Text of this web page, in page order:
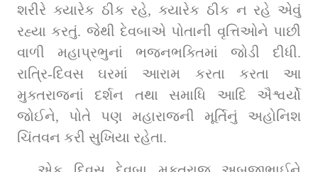
શરીરે ક્યારેક ઠીક રહે, ક્યારેક ઠીક ન રહે એવું
રહ્યા કરતું. જેથી દેવબાએ પોતાની વૃત્તિઓને પાછી
વાળી મહાપ્રભુનાં ભજનભક્તિમાં જોડી દીધી.
રાત્રિ-દિવસ ઘરમાં આરામ કરતા કરતા આ
મુક્તરાજનાં દર્શન તથા સમાધિ આદિ ઐશ્વર્યો
જોઈને, પોતે પણ મહારાજની મૂર્તિનું અહોનિશ
ચિંતવન કરી સુખિયા રહેતા.